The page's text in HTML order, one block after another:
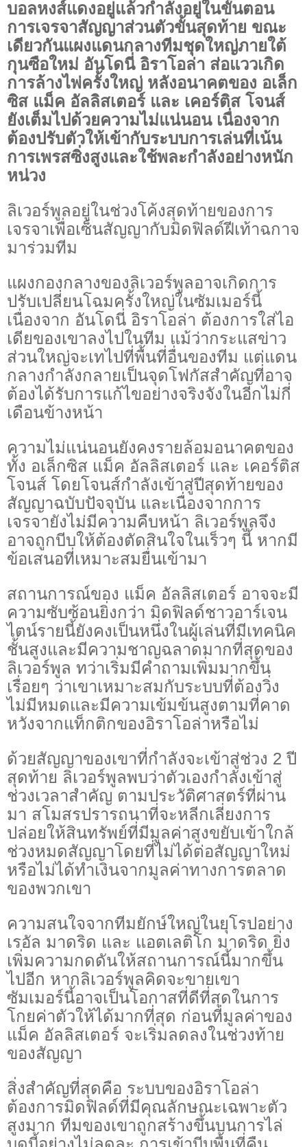
บอลหงส์แดงอยู่แล้วกำลังอยู่ในขั้นตอน
การเจรจาสัญญาส่วนตัวขั้นสุดท้าย ขณะ
เดียวกันแผงแดนกลางทีมชุดใหญ่ภายใต้
กุนซือใหม่ อันโดนี่ อิราโอล่า ส่อแววเกิด
การล้างไพ่ครั้งใหญ่ หลังอนาคตของ อเล็ก
ซิส แม็ค อัลลิสเตอร์ และ เคอร์ติส โจนส์
ยังเต็มไปด้วยความไม่แน่นอน เนื่องจาก
ต้องปรับตัวให้เข้ากับระบบการเล่นที่เน้น
การเพรสซิ่งสูงและใช้พละกำลังอย่างหนัก
หน่วง
ลิเวอร์พูลอยู่ในช่วงโค้งสุดท้ายของการ
เจรจาเพื่อเซ็นสัญญากับมิดฟิลด์ฝีเท้าฉกาจ
มาร่วมทีม
แผงกองกลางของลิเวอร์พูลอาจเกิดการ
ปรับเปลี่ยนโฉมครั้งใหญ่ในซัมเมอร์นี้
เนื่องจาก อันโดนี่ อิราโอล่า ต้องการใส่ไอ
เดียของเขาลงไปในทีม แม้ว่ากระแสข่าว
ส่วนใหญ่จะเทไปที่พื้นที่อื่นของทีม แต่แดน
กลางกำลังกลายเป็นจุดโฟกัสสำคัญที่อาจ
ต้องได้รับการแก้ไขอย่างจริงจังในอีกไม่กี่
เดือนข้างหน้า
ความไม่แน่นอนยังคงรายล้อมอนาคตของ
ทั้ง อเล็กซิส แม็ค อัลลิสเตอร์ และ เคอร์ติส
โจนส์ โดยโจนส์กำลังเข้าสู่ปีสุดท้ายของ
สัญญาฉบับปัจจุบัน และเนื่องจากการ
เจรจายังไม่มีความคืบหน้า ลิเวอร์พูลจึง
อาจถูกบีบให้ต้องตัดสินใจในเร็วๆ นี้ หากมี
ข้อเสนอที่เหมาะสมยื่นเข้ามา
สถานการณ์ของ แม็ค อัลลิสเตอร์ อาจจะมี
ความซับซ้อนยิ่งกว่า มิดฟิลด์ชาวอาร์เจน
ไตน์รายนี้ยังคงเป็นหนึ่งในผู้เล่นที่มีเทคนิค
ชั้นสูงและมีความชาญฉลาดมากที่สุดของ
ลิเวอร์พูล ทว่าเริ่มมีคำถามเพิ่มมากขึ้น
เรื่อยๆ ว่าเขาเหมาะสมกับระบบที่ต้องวิ่ง
ไม่มีหมดและมีความเข้มข้นสูงตามที่คาด
หวังจากแท็กติกของอิราโอล่าหรือไม่
ด้วยสัญญาของเขาที่กำลังจะเข้าสู่ช่วง 2 ปี
สุดท้าย ลิเวอร์พูลพบว่าตัวเองกำลังเข้าสู่
ช่วงเวลาสำคัญ ตามประวัติศาสตร์ที่ผ่าน
มา สโมสรปรารถนาที่จะหลีกเลี่ยงการ
ปล่อยให้สินทรัพย์ที่มีมูลค่าสูงขยับเข้าใกล้
ช่วงหมดสัญญาโดยที่ไม่ได้ต่อสัญญาใหม่
หรือไม่ได้ทำเงินจากมูลค่าทางการตลาด
ของพวกเขา
ความสนใจจากทีมยักษ์ใหญ่ในยุโรปอย่าง
เรอัล มาดริด และ แอตเลติโก มาดริด ยิ่ง
เพิ่มความกดดันให้สถานการณ์นี้มากขึ้น
ไปอีก หากลิเวอร์พูลคิดจะขายเขา
ซัมเมอร์นี้อาจเป็นโอกาสที่ดีที่สุดในการ
โกยค่าตัวให้ได้มากที่สุด ก่อนที่มูลค่าของ
แม็ค อัลลิสเตอร์ จะเริ่มลดลงในช่วงท้าย
ของสัญญา
สิ่งสำคัญที่สุดคือ ระบบของอิราโอล่า
ต้องการมิดฟิลด์ที่มีคุณลักษณะเฉพาะตัว
สูงมาก ทีมของเขาถูกสร้างขึ้นบนการไล่